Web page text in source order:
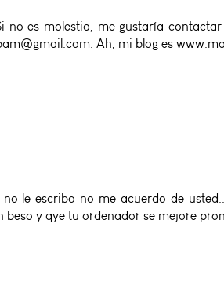
no es molestia, me gustaría
Ah, mi blog es
le escribo no me acuerdo de
beso y qye tu ordenador se mejore